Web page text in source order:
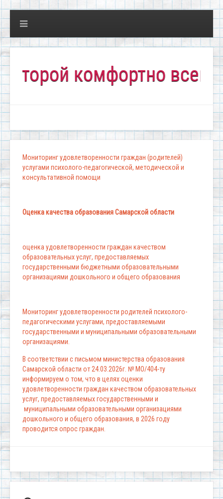
комфортно всем!"
Мониторинг удовлетворенности граждан (родителей)
услугами психолого-педагогической, методической и
консультативной помощи
Оценка качества образования Самарской области
оценка удовлетворенности граждан качеством
образовательных услуг, предоставляемых
государственными бюджетными образовательными
организациями дошкольного и общего образования
Мониторинг удовлетворенности родителей психолого-
педагогическими услугами, предоставляемыми
государственными и муниципальными образовательными
организациями.
В соответствии с письмом министерства образования
Самарской области от 24.03.2026г. № МО/404-ту
информируем о том, что в целях оценки
удовлетворенности граждан качеством образовательных
услуг, предоставляемых государственными и
муниципальными образовательными организациями
дошкольного и общего образования, в 2026 году
проводится опрос граждан.